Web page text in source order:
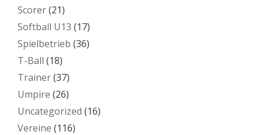
Scorer(21)
Softball U13 (17)
Spielbetrieb (36)
T-Ball (18)
Trainer(37)
Umpire (26)
Uncategorized (16)
Vereine (116)